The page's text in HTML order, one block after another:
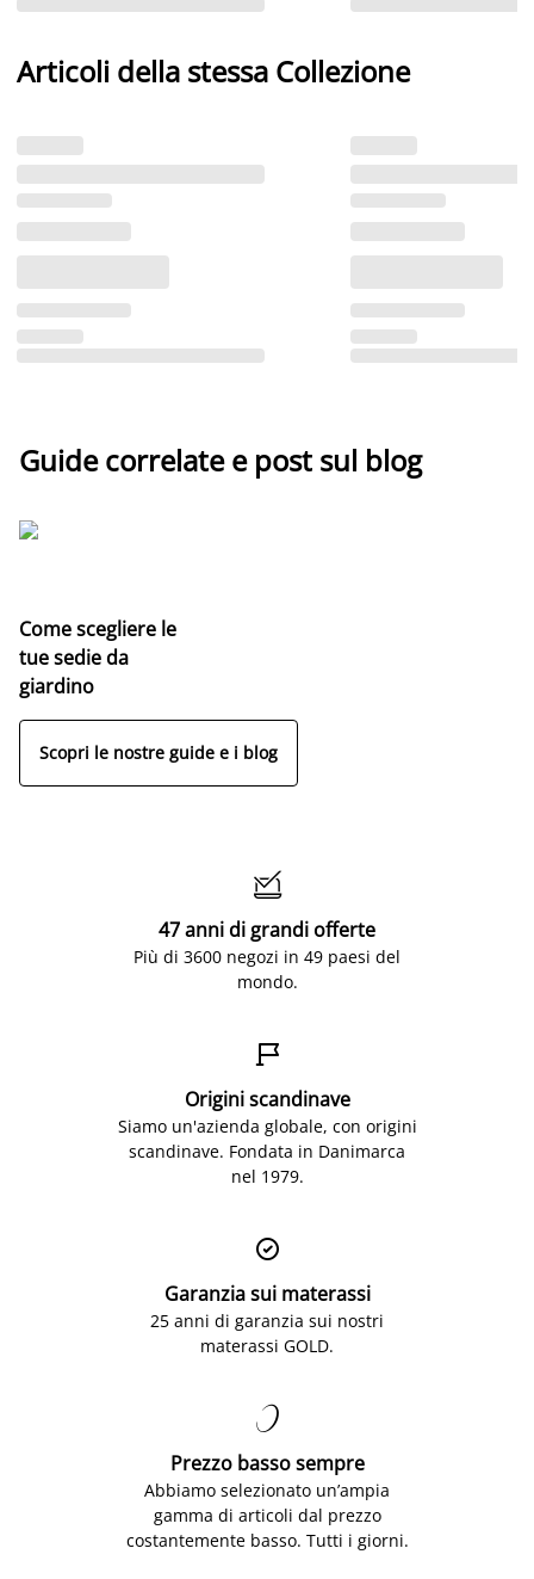
Articoli della stessa Collezione
Guide correlate e post sul blog
Come scegliere le
tue sedie da
giardino
Scopri le nostre guide e i blog

47 anni di grandi offerte
Più di 3600 negozi in 49 paesi del
mondo.

Origini scandinave
Siamo un'azienda globale, con origini
scandinave. Fondata in Danimarca
nel 1979.

Garanzia sui materassi
25 anni di garanzia sui nostri
materassi GOLD.

Prezzo basso sempre
Abbiamo selezionato un’ampia
gamma di articoli dal prezzo
costantemente basso. Tutti i giorni.